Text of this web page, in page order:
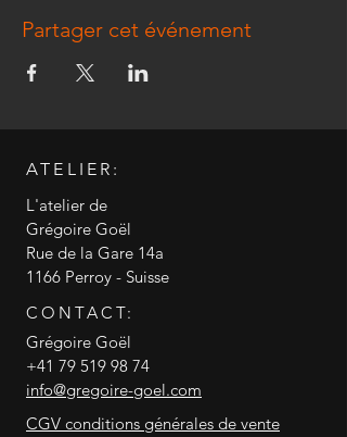
Partager cet événement
ATELIER:
L'atelier de
Grégoire Goël
Rue de la Gare 14a
1166 Perroy - Suisse
CONTACT:
Grégoire Goël
+41 79 519 98 74
info@gregoire-goel.com
CGV conditions générales de vente